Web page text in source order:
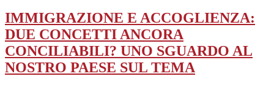
IMMIGRAZIONE E ACCOGLIENZA:
DUE CONCETTI ANCORA
CONCILIABILI? UNO SGUARDO AL
NOSTRO PAESE SUL TEMA